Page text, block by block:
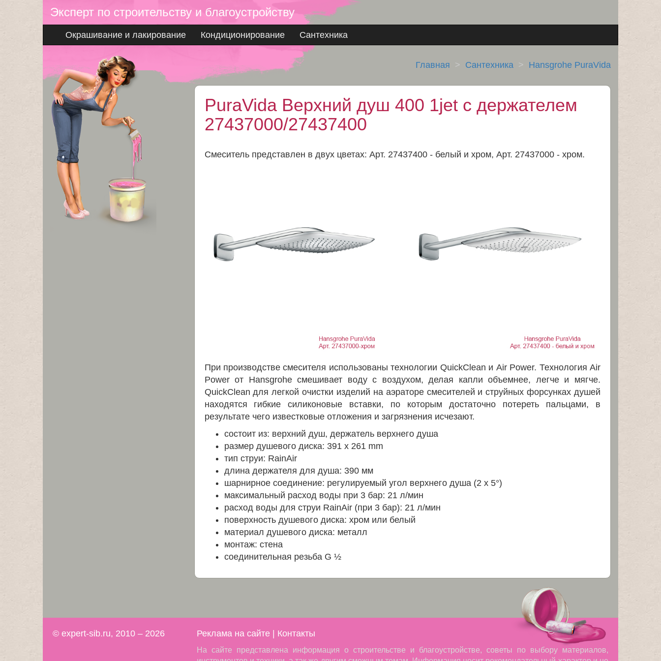
Эксперт по строительству и благоустройству
Окрашивание и лакирование Кондиционирование Сантехника
Главная Сантехника Hansgrohe PuraVida
PuraVida Верхний душ 400 1jet с держателем
27437000/27437400
Cмеситель представлен в двух цветах: Арт. 27437400 - белый и хром, Арт. 27437000 - хром.
При производстве смесителя использованы технологии QuickClean и Air Power. Технология Air
Power от Hansgrohe смешивает воду с воздухом, делая капли объемнее, легче и мягче.
QuickClean для легкой очистки изделий на аэраторе смесителей и струйных форсунках душей
находятся гибкие силиконовые вставки, по которым достаточно потереть пальцами, в
результате чего известковые отложения и загрязнения исчезают.
состоит из: верхний душ, держатель верхнего душа
размер душевого диска: 391 x 261 mm
тип струи: RainAir
длина держателя для душа: 390 мм
шарнирное соединение: регулируемый угол верхнего душа (2 x 5°)
максимальный расход воды при 3 бар: 21 л/мин
расход воды для струи RainAir (при 3 бар): 21 л/мин
поверхность душевого диска: хром или белый
материал душевого диска: металл
монтаж: стена
соединительная резьба G ½
© expert-sib.ru, 2010 – 2026 Реклама на сайте| Контакты
На сайте представлена информация о строительстве и благоустройстве, советы по выбору материалов,